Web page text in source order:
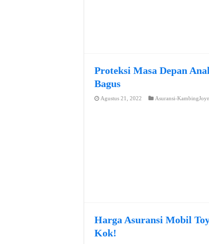
Proteksi Masa Depan
Bagus
Agustus 21, 2022 Asuransi-
Harga Asuransi Mobil
Kok!